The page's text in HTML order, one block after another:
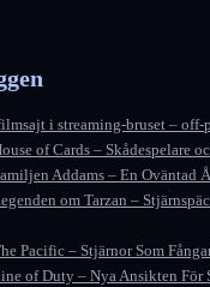
i streaming-bruset – off-
of Cards – Skådespelare
Addams – En Oväntad
om Tarzan –
Pacific – Stjärnor Som
of Duty – Nya Ansikten För